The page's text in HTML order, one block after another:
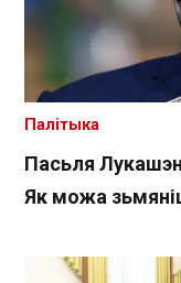
Пасьля
Як можа
Палітыка